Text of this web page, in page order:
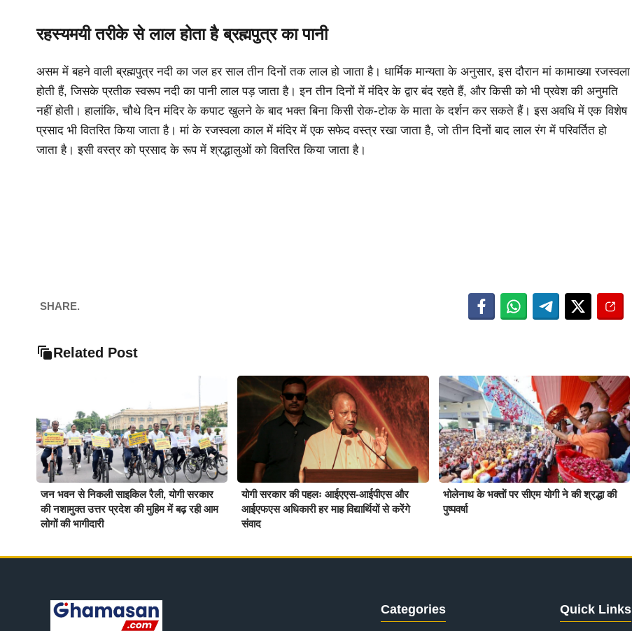
रहस्यमयी तरीके से लाल होता है ब्रह्मपुत्र का पानी
असम में बहने वाली ब्रह्मपुत्र नदी का जल हर साल तीन दिनों तक लाल हो जाता है। धार्मिक मान्यता के अनुसार, इस दौरान मां कामाख्या रजस्वला
होती हैं, जिसके प्रतीक स्वरूप नदी का पानी लाल पड़ जाता है। इन तीन दिनों में मंदिर के द्वार बंद रहते हैं, और किसी को भी प्रवेश की अनुमति
नहीं होती। हालांकि, चौथे दिन मंदिर के कपाट खुलने के बाद भक्त बिना किसी रोक-टोक के माता के दर्शन कर सकते हैं। इस अवधि में एक विशेष
प्रसाद भी वितरित किया जाता है। मां के रजस्वला काल में मंदिर में एक सफेद वस्त्र रखा जाता है, जो तीन दिनों बाद लाल रंग में परिवर्तित हो
जाता है। इसी वस्त्र को प्रसाद के रूप में श्रद्धालुओं को वितरित किया जाता है।
SHARE.
Related Post
जन भवन से निकली साइकिल रैली, योगी सरकार
की नशामुक्त उत्तर प्रदेश की मुहिम में बढ़ रही आम
लोगों की भागीदारी
योगी सरकार की पहलः आईएएस-आईपीएस और
आईएफएस अधिकारी हर माह विद्यार्थियों से करेंगे
संवाद
भोलेनाथ के भक्तों पर सीएम योगी ने की श्रद्धा की
पुष्पवर्षा
Categories Quick Links